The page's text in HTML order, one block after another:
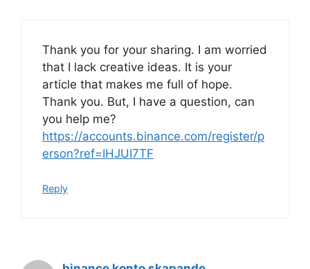
Thank you for your sharing. I am worried
that I lack creative ideas. It is your
article that makes me full of hope.
Thank you. But, I have a question, can
you help me?
https://accounts.binance.com/register/p
erson?ref=IHJUI7TF
Reply